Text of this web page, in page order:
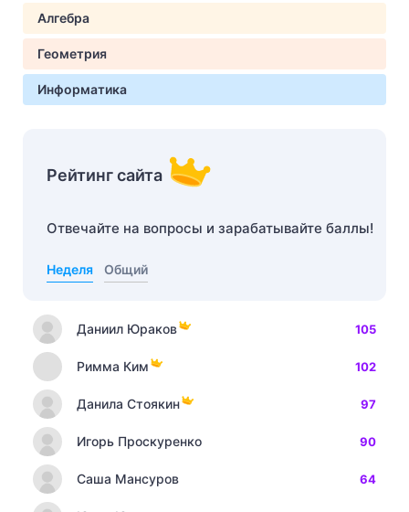
Алгебра
Геометрия
Информатика
Рейтинг сайта
Отвечайте на вопросы и зарабатывайте баллы!
Неделя Общий
Даниил Юраков 105
Римма Ким 102
Данила Стоякин 97
Игорь Проскуренко 90
Саша Мансуров 64